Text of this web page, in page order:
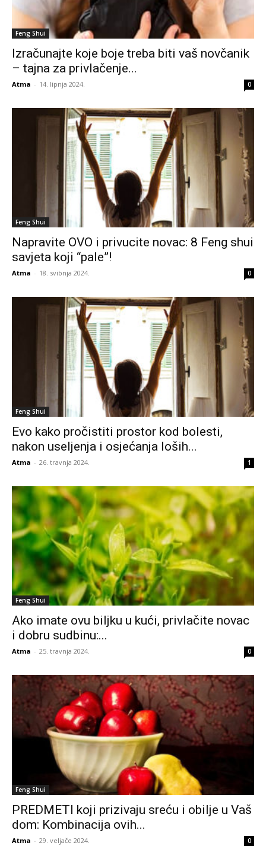
Feng Shui
Izračunajte koje boje treba biti vaš novčanik
– tajna za privlačenje...
Atma - 14. lipnja 2024. 0
Feng Shui
Napravite OVO i privucite novac: 8 Feng shui
savjeta koji “pale”!
Atma - 18. svibnja 2024. 0
Feng Shui
Evo kako pročistiti prostor kod bolesti,
nakon useljenja i osjećanja loših...
Atma - 26. travnja 2024. 1
Feng Shui
Ako imate ovu biljku u kući, privlačite novac
i dobru sudbinu:...
Atma - 25. travnja 2024. 0
Feng Shui
PREDMETI koji prizivaju sreću i obilje u Vaš
dom: Kombinacija ovih...
Atma - 29. veljače 2024. 0